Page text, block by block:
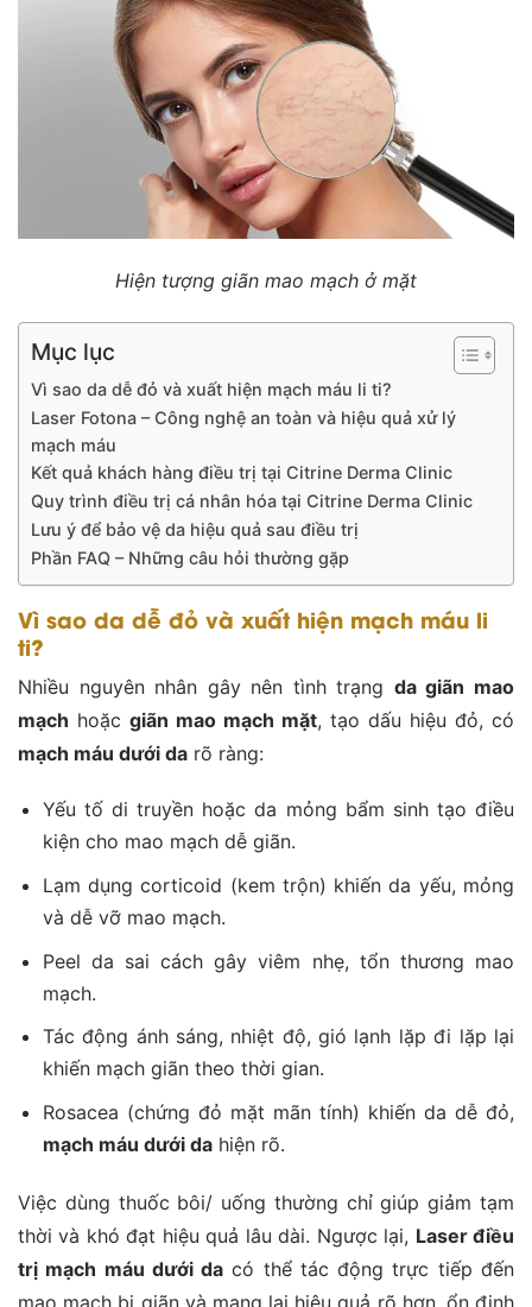
Hiện tượng giãn mao mạch ở mặt
Mục lục
Vì sao da dễ đỏ và xuất hiện mạch máu li ti?
Laser Fotona – Công nghệ an toàn và hiệu quả xử lý
mạch máu
Kết quả khách hàng điều trị tại Citrine Derma Clinic
Quy trình điều trị cá nhân hóa tại Citrine Derma Clinic
Lưu ý để bảo vệ da hiệu quả sau điều trị
Phần FAQ – Những câu hỏi thường gặp
Vì sao da dễ đỏ và xuất hiện mạch máu li
ti?
Nhiều nguyên nhân gây nên tình trạng da giãn mao
mạch hoặc giãn mao mạch mặt, tạo dấu hiệu đỏ, có
mạch máu dưới da rõ ràng:
Yếu tố di truyền hoặc da mỏng bẩm sinh tạo điều
kiện cho mao mạch dễ giãn.
Lạm dụng corticoid (kem trộn) khiến da yếu, mỏng
và dễ vỡ mao mạch.
Peel da sai cách gây viêm nhẹ, tổn thương mao
mạch.
Tác động ánh sáng, nhiệt độ, gió lạnh lặp đi lặp lại
khiến mạch giãn theo thời gian.
Rosacea (chứng đỏ mặt mãn tính) khiến da dễ đỏ,
mạch máu dưới dahiện rõ.
Việc dùng thuốc bôi/ uống thường chỉ giúp giảm tạm
thời và khó đạt hiệu quả lâu dài. Ngược lại, Laser điều
trị mạch máu dưới da có thể tác động trực tiếp đến
mao mạch bị giãn và mang lại hiệu quả rõ hơn, ổn định